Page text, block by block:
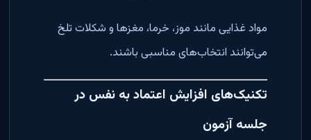
مواد غذایی مانند موز، خرما، مغزها و شکلات تلخ
می‌توانند انتخاب‌های مناسبی باشند.
تکنیک‌های افزایش اعتماد به نفس در
جلسه آزمون